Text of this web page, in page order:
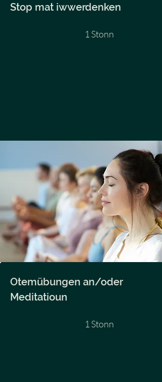
Stop mat iwwerdenken
1 Stonn
Otemübungen an/oder
Meditatioun
1 Stonn